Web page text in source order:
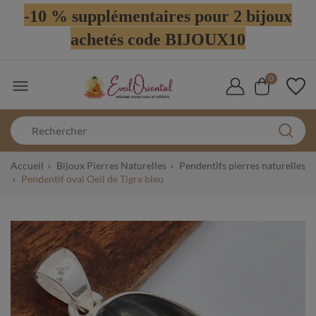
-10 % supplémentaires pour 2 bijoux
achetés code BIJOUX10
 0
Accueil Bijoux Pierres Naturelles
Pendentifs pierres naturelles
Pendentif oval Oeil de Tigre bleu